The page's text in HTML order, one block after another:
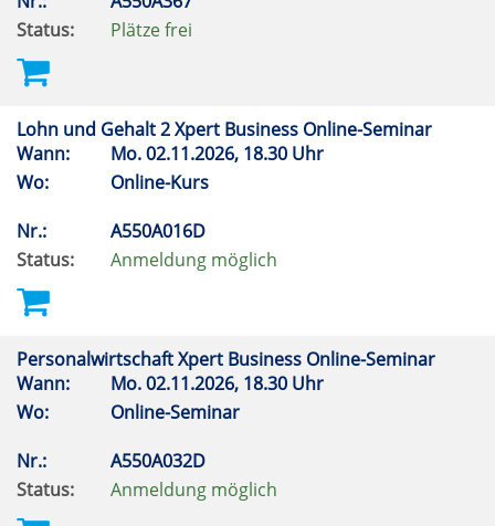
Status:
Plätze frei
Lohn und Gehalt 2 Xpert Business Online-Seminar
Wann:
Mo.02.11.2026, 18.30 Uhr
Wo:
Online-Kurs
Nr.:
A550A016D
Status:
Anmeldung möglich
Personalwirtschaft Xpert Business Online-Seminar
Wann:
Mo.02.11.2026, 18.30 Uhr
Wo:
Online-Seminar
Nr.:
A550A032D
Status:
Anmeldung möglich